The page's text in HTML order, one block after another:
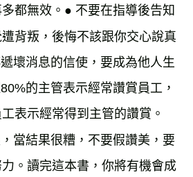
都無效。 ● 不要在指導後告知
背叛，後悔不該跟你交心說真
壞消息的信使，要成為他人生
的主管表示經常讚賞員工，
表示經常得到主管的讚賞。
當結果很糟，不要假讚美，要
。讀完這本書，你將有機會成